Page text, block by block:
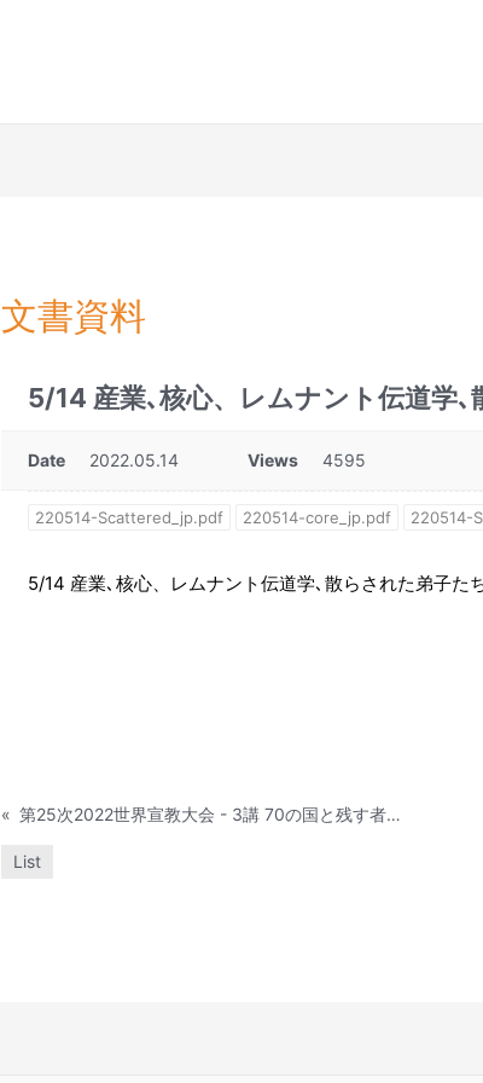
文書資料
5/14 産業､核心、レムナント伝道学
Date 2022.05.14 Views 4595
220514-Scattered_jp.pdf 220514-core_jp.pdf 220514-
5/14 産業､核心、レムナント伝道学､散らされた弟子た
« 第25次2022世界宣教大会 - 3講 70の国と残す者の道（使17:1、18:4、19:8）
List